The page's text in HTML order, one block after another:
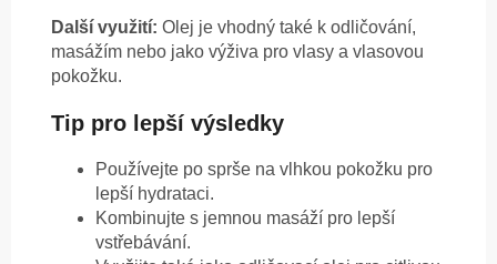
Další využití: Olej je vhodný také k odličování,
masážím nebo jako výživa pro vlasy a vlasovou
pokožku.
Tip pro lepší výsledky
Používejte po sprše na vlhkou pokožku pro
lepší hydrataci.
Kombinujte s jemnou masáží pro lepší
vstřebávání.